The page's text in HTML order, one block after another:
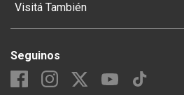
Visitá También
Seguinos